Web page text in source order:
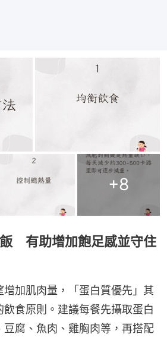
+8
有助增加飽足感並守住
加肌肉量，「蛋白質優先」其
食原則。建議每餐先攝取蛋白
豆腐、魚肉、雞胸肉等，再搭配